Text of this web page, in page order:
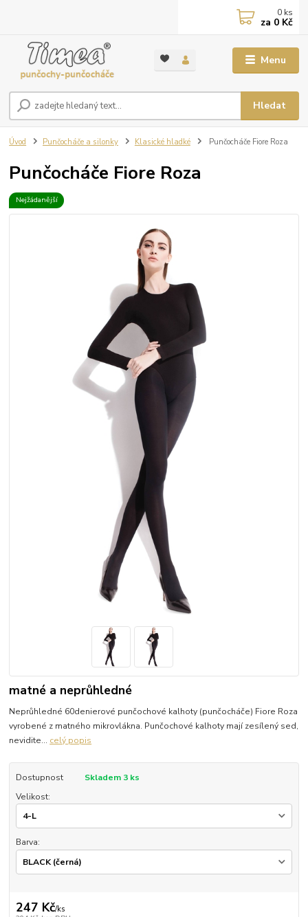
Menu
Hledat
0 ks
za 0 Kč
Úvod Punčocháče a silonky Klasické hladké Punčocháče Fiore Roza
Punčocháče Fiore Roza
Nejžádanější
matné a neprůhledné
Neprůhledné 60denierové punčochové kalhoty (punčocháče) Fiore Roza
vyrobené z matného mikrovlákna. Punčochové kalhoty mají zesílený sed,
nevidite... celý popis
Dostupnost
Skladem 3 ks
Velikost:
Barva:
247 Kč/ks